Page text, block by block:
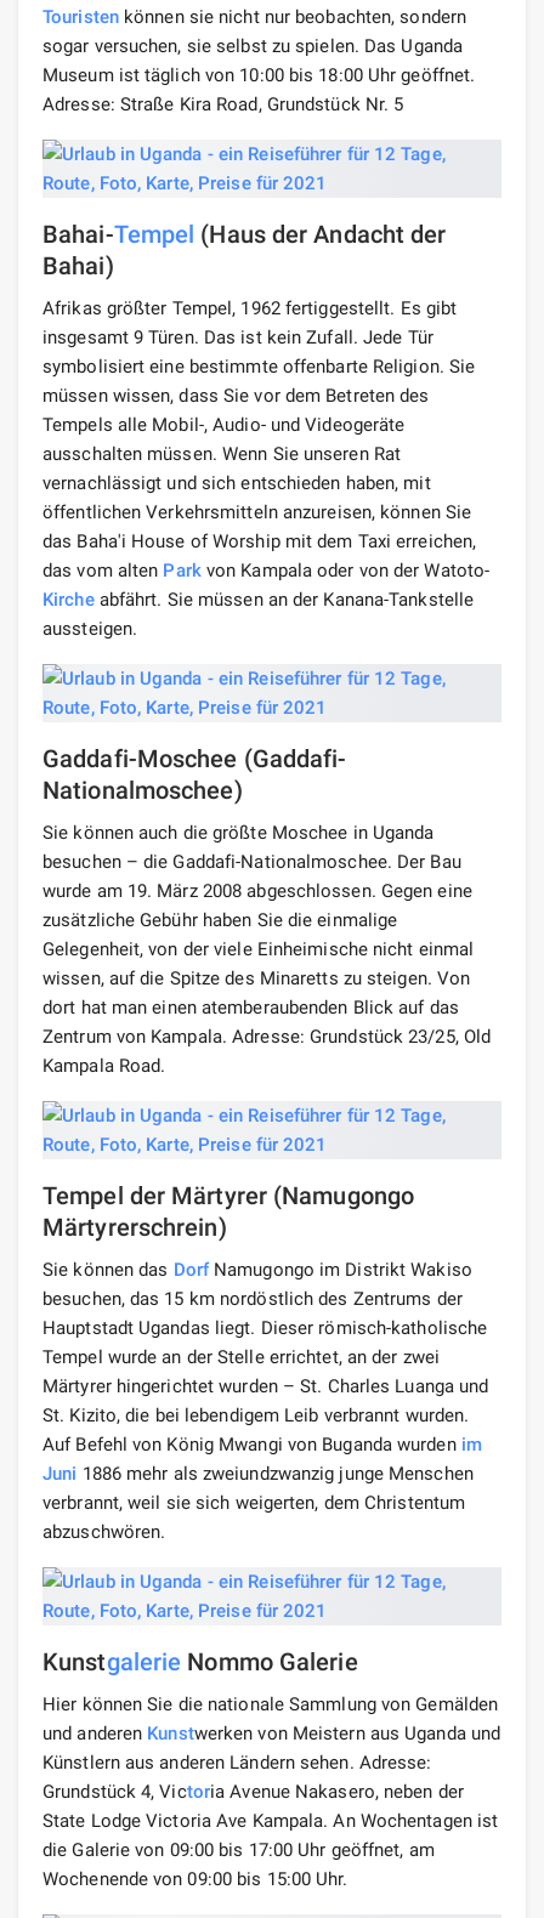
Touristenkönnen sie nicht nur beobachten, sondern
sogar versuchen, sie selbst zu spielen. Das Uganda
Museum ist täglich von 10:00 bis 18:00 Uhr geöffnet.
Adresse: Straße Kira Road, Grundstück Nr. 5
Bahai-Tempel (Haus der Andacht der
Bahai)
Afrikas größter Tempel, 1962 fertiggestellt. Es gibt
insgesamt 9 Türen. Das ist kein Zufall. Jede Tür
symbolisiert eine bestimmte offenbarte Religion. Sie
müssen wissen, dass Sie vor dem Betreten des
Tempels alle Mobil-, Audio- und Videogeräte
ausschalten müssen. Wenn Sie unseren Rat
vernachlässigt und sich entschieden haben, mit
öffentlichen Verkehrsmitteln anzureisen, können Sie
das Baha'i House of Worship mit dem Taxi erreichen,
das vom alten Parkvon Kampala oder von der Watoto-
Kircheabfährt. Sie müssen an der Kanana-Tankstelle
aussteigen.
Gaddafi-Moschee (Gaddafi-
Nationalmoschee)
Sie können auch die größte Moschee in Uganda
besuchen – die Gaddafi-Nationalmoschee. Der Bau
wurde am 19. März 2008 abgeschlossen. Gegen eine
zusätzliche Gebühr haben Sie die einmalige
Gelegenheit, von der viele Einheimische nicht einmal
wissen, auf die Spitze des Minaretts zu steigen. Von
dort hat man einen atemberaubenden Blick auf das
Zentrum von Kampala. Adresse: Grundstück 23/25, Old
Kampala Road.
Tempel der Märtyrer (Namugongo
Märtyrerschrein)
Sie können das DorfNamugongo im Distrikt Wakiso
besuchen, das 15 km nordöstlich des Zentrums der
Hauptstadt Ugandas liegt. Dieser römisch-katholische
Tempel wurde an der Stelle errichtet, an der zwei
Märtyrer hingerichtet wurden – St. Charles Luanga und
St. Kizito, die bei lebendigem Leib verbrannt wurden.
Auf Befehl von König Mwangi von Buganda wurden im
Juni 1886 mehr als zweiundzwanzig junge Menschen
verbrannt, weil sie sich weigerten, dem Christentum
abzuschwören.
Kunstgalerie Nommo Galerie
Hier können Sie die nationale Sammlung von Gemälden
und anderen Kunstwerken von Meistern aus Uganda und
Künstlern aus anderen Ländern sehen. Adresse:
Grundstück 4, Victoria Avenue Nakasero, neben der
State Lodge Victoria Ave Kampala. An Wochentagen ist
die Galerie von 09:00 bis 17:00 Uhr geöffnet, am
Wochenende von 09:00 bis 15:00 Uhr.